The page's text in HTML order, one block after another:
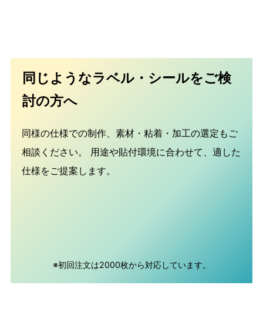
同じようなラベル・シールをご検
討の方へ
同様の仕様での制作、素材・粘着・加工の選定もご
相談ください。
用途や貼付環境に合わせて、適した
仕様をご提案します。
※初回注文は2000枚から対応しています。